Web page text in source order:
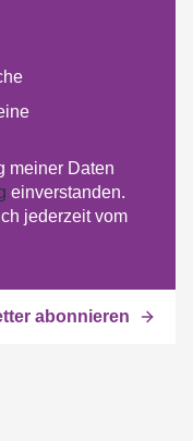
meiner Daten
einverstanden.
jederzeit vom